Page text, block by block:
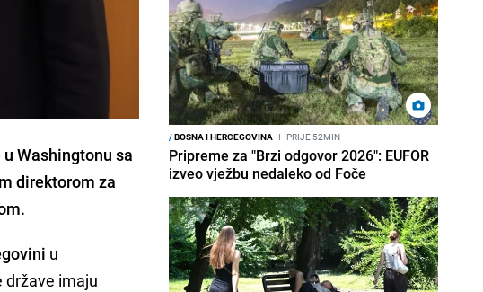
Washingtonu sa
direktorom za
u
države imaju
/BOSNA I HERCEGOVINA I PRIJE 52MIN
Pripreme za "Brzi odgovor 2026": EUFOR
izveo vježbu nedaleko od Foče